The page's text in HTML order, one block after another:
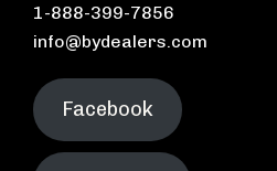
1-888-399-7856
info@bydealers.com
Facebook